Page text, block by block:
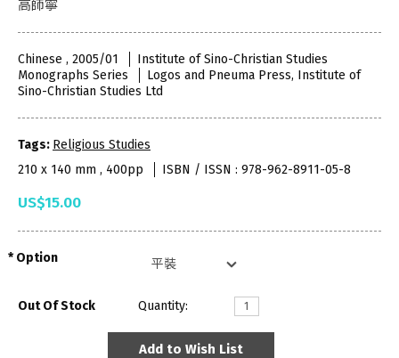
高師寧
Chinese , 2005/01
Institute of Sino-Christian Studies
Monographs Series
Logos and Pneuma Press, Institute of
Sino-Christian Studies Ltd
Tags: Religious Studies
210 x 140 mm , 400pp
ISBN / ISSN : 978-962-8911-05-8
US$15.00
Option
Out Of Stock Quantity:
Add to Wish List